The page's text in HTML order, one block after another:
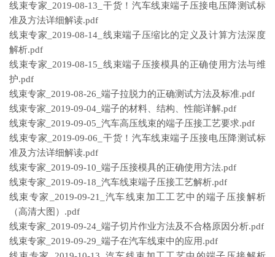
线束专家_2019-08-13_干货！汽车线束端子压接电压降测试标
准及方法详细解读.pdf
线束专家_2019-08-14_线束端子压缩比的定义及计算方法深度
解析.pdf
线束专家_2019-08-15_线束端子压接模具的正确使用方法与维
护.pdf
线束专家_2019-08-26_端子拉脱力的正确测试方法及标准.pdf
线束专家_2019-09-04_端子的材料、结构、性能详解.pdf
线束专家_2019-09-05_汽车高压线束的端子压接工艺要求.pdf
线束专家_2019-09-06_干货！汽车线束端子压接电压降测试标
准及方法详细解读.pdf
线束专家_2019-09-10_端子压接模具的正确使用方法.pdf
线束专家_2019-09-18_汽车线束端子压接工艺解析.pdf
线束专家_2019-09-21_汽车线束加工工艺中的端子压接解析
（高清大图）.pdf
线束专家_2019-09-24_端子切片作业方法及不合格原因分析.pdf
线束专家_2019-09-29_端子在汽车线束中的应用.pdf